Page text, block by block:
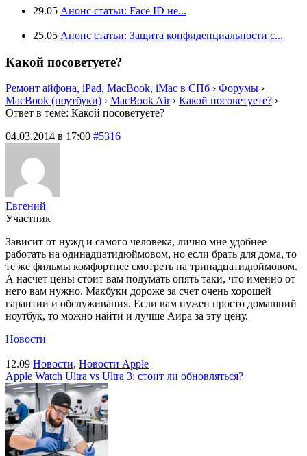
29.05 Анонс статьи: Face ID не...
25.05 Анонс статьи: Защита конфиденциальности с...
Какой посоветуете?
Ремонт айфона, iPad, MacBook, iMac в СПб › Форумы ›
MacBook (ноутбуки) › MacBook Air › Какой посоветуете? ›
Ответ в теме: Какой посоветуете?
04.03.2014 в 17:00 #5316
Евгений
Участник
Зависит от нужд и самого человека, лично мне удобнее
работать на одинадцатидюймовом, но если брать для дома, то
те же фильмы комфортнее смотреть на тринадцатидюймовом.
А насчет цены стоит вам подумать опять таки, что именно от
него вам нужно. Макбуки дороже за счет очень хорошей
гарантии и обслуживания. Если вам нужен просто домашний
ноутбук, то можно найти и лучше Аира за эту цену.
Новости
12.09 Новости, Новости Apple
Apple Watch Ultra vs Ultra 3: стоит ли обновляться?